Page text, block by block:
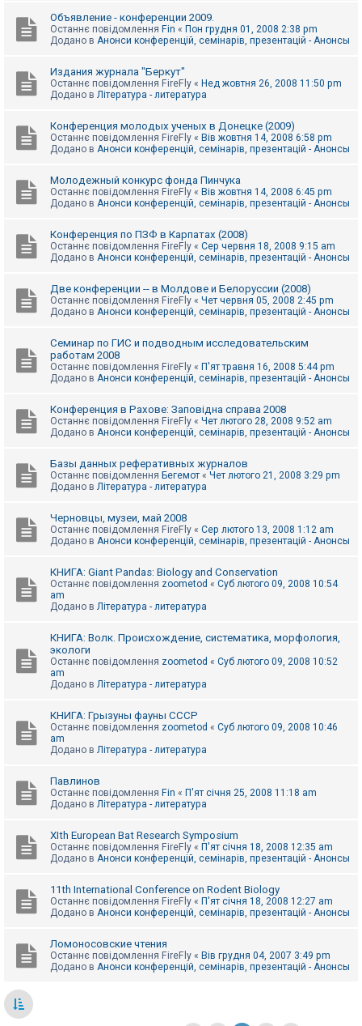
Объявление - конференции 2009.
Останнє повідомлення Fin « Пон грудня 01, 2008 2:38 pm
Додано в Анонси конференцій, семінарів, презентацій - Анонсы
Издания журнала "Беркут"
Останнє повідомлення FireFly « Нед жовтня 26, 2008 11:50 pm
Додано в Література - литература
Конференция молодых ученых в Донецке (2009)
Останнє повідомлення FireFly « Вів жовтня 14, 2008 6:58 pm
Додано в Анонси конференцій, семінарів, презентацій - Анонсы
Молодежный конкурс фонда Пинчука
Останнє повідомлення FireFly « Вів жовтня 14, 2008 6:45 pm
Додано в Анонси конференцій, семінарів, презентацій - Анонсы
Конференция по ПЗФ в Карпатах (2008)
Останнє повідомлення FireFly « Сер червня 18, 2008 9:15 am
Додано в Анонси конференцій, семінарів, презентацій - Анонсы
Две конференции -- в Молдове и Белоруссии (2008)
Останнє повідомлення FireFly « Чет червня 05, 2008 2:45 pm
Додано в Анонси конференцій, семінарів, презентацій - Анонсы
Семинар по ГИС и подводным исследовательским
работам 2008
Останнє повідомлення FireFly « П'ят травня 16, 2008 5:44 pm
Додано в Анонси конференцій, семінарів, презентацій - Анонсы
Конференция в Рахове: Заповідна справа 2008
Останнє повідомлення FireFly « Чет лютого 28, 2008 9:52 am
Додано в Анонси конференцій, семінарів, презентацій - Анонсы
Базы данных реферативных журналов
Останнє повідомлення Бегемот « Чет лютого 21, 2008 3:29 pm
Додано в Література - литература
Черновцы, музеи, май 2008
Останнє повідомлення FireFly « Сер лютого 13, 2008 1:12 am
Додано в Анонси конференцій, семінарів, презентацій - Анонсы
КНИГА: Giant Pandas: Biology and Conservation
Останнє повідомлення zoometod « Суб лютого 09, 2008 10:54
am
Додано в Література - литература
КНИГА: Волк. Происхождение, систематика, морфология,
экологи
Останнє повідомлення zoometod « Суб лютого 09, 2008 10:52
am
Додано в Література - литература
КНИГА: Грызуны фауны СССР
Останнє повідомлення zoometod « Суб лютого 09, 2008 10:46
am
Додано в Література - литература
Павлинов
Останнє повідомлення Fin « П'ят січня 25, 2008 11:18 am
Додано в Література - литература
XIth European Bat Research Symposium
Останнє повідомлення FireFly « П'ят січня 18, 2008 12:35 am
Додано в Анонси конференцій, семінарів, презентацій - Анонсы
11th International Conference on Rodent Biology
Останнє повідомлення FireFly « П'ят січня 18, 2008 12:27 am
Додано в Анонси конференцій, семінарів, презентацій - Анонсы
Ломоносовские чтения
Останнє повідомлення FireFly « Вів грудня 04, 2007 3:49 pm
Додано в Анонси конференцій, семінарів, презентацій - Анонсы